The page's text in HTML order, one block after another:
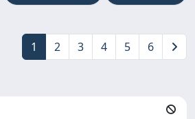
1 2 3 4 5 6